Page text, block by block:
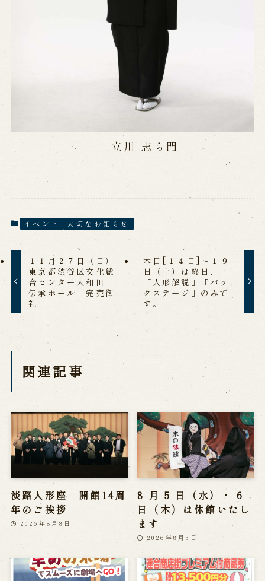
立川 志ら門
イベント 大切なお知らせ
１１月２７日（日）
東京都渋谷区文化総
合センター大和田
伝承ホール 完売御
礼
本日[１４日]～１９
日（土）は終日、
「人形解説」「バッ
クステージ」のみで
す。
関連記事
淡路人形座 開館14周
年のご挨拶
2026年8月8日
8 月 5 日（水）・ 6
日（木）は休館いたし
ます
2026年8月5日